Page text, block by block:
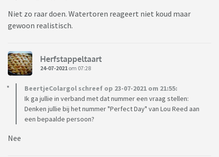
Niet zo raar doen. Watertoren reageert niet koud maar
gewoon realistisch.
Herfstappeltaart
24-07-2021 om 07:28
BeertjeColargol schreef op 23-07-2021 om 21:55:
Ik ga jullie in verband met dat nummer een vraag stellen:
Denken jullie bij het nummer "Perfect Day" van Lou Reed aan
een bepaalde persoon?
Nee